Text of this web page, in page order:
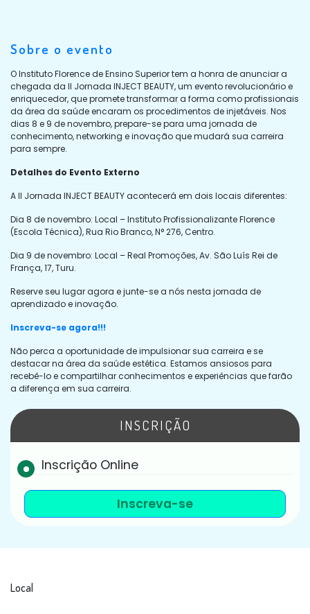
Sobre o evento
O Instituto Florence de Ensino Superior tem a honra de anunciar a
chegada da II Jornada INJECT BEAUTY, um evento revolucionário e
enriquecedor, que promete transformar a forma como profissionais
da área da saúde encaram os procedimentos de injetáveis. Nos
dias 8 e 9 de novembro, prepare-se para uma jornada de
conhecimento, networking e inovação que mudará sua carreira
para sempre.
Detalhes do Evento Externo
A II Jornada INJECT BEAUTY acontecerá em dois locais diferentes:
Dia 8 de novembro: Local – Instituto Profissionalizante Florence
(Escola Técnica), Rua Rio Branco, N° 276, Centro.
Dia 9 de novembro: Local – Real Promoções, Av. São Luís Rei de
França, 17, Turu.
Reserve seu lugar agora e junte-se a nós nesta jornada de
aprendizado e inovação.
Inscreva-se agora!!!
Não perca a oportunidade de impulsionar sua carreira e se
destacar na área da saúde estética. Estamos ansiosos para
recebê-lo e compartilhar conhecimentos e experiências que farão
a diferença em sua carreira.
INSCRIÇÃO
Inscrição Online
Inscreva-se
Local